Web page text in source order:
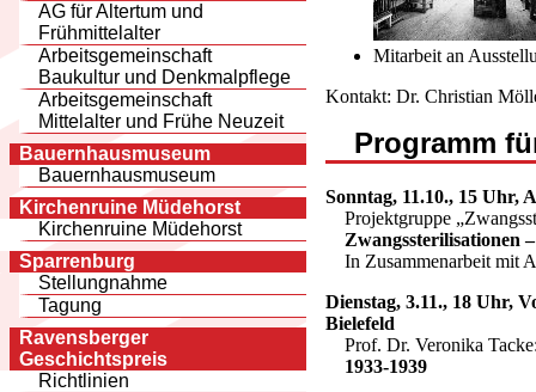
AG für Altertum und
Frühmittelalter
Arbeitsgemeinschaft
Baukultur und Denkmalpflege
Arbeitsgemeinschaft
Mittelalter und Frühe Neuzeit
Bauernhausmuseum
Bauernhausmuseum
Kirchenruine Müdehorst
Kirchenruine Müdehorst
Sparrenburg
Stellungnahme
Tagung
Ravensberger
Geschichtspreis
Richtlinien
Mitarbeit an
Kontakt: Dr. Christian
Programm
Sonntag, 11.10., 15 Uhr,
Projektgruppe
Zwangssterilisationen
In Zusammenarbeit mit
Dienstag, 3.11., 18 Uhr,
Bielefeld
Prof. Dr. Veronika
1933-1939